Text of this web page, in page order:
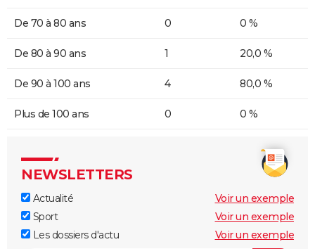
De 70 à 80 ans 0 0 %
De 80 à 90 ans 1 20,0 %
De 90 à 100 ans 4 80,0 %
Plus de 100 ans 0 0 %
NEWSLETTERS
Actualité
Voir un exemple
Sport
Voir un exemple
Les dossiers d'actu
Voir un exemple